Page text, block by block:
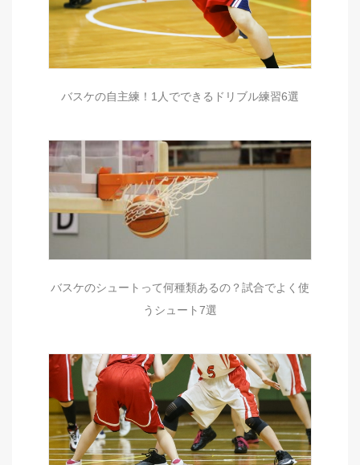
バスケの自主練！1人でできるドリブル練習6選
バスケのシュートって何種類あるの？試合でよく使
うシュート7選